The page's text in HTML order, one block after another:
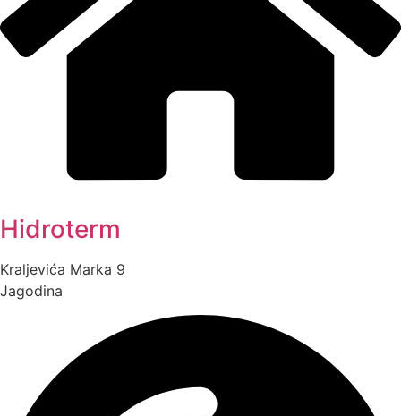
Hidroterm
Kraljevića Marka 9
Jagodina